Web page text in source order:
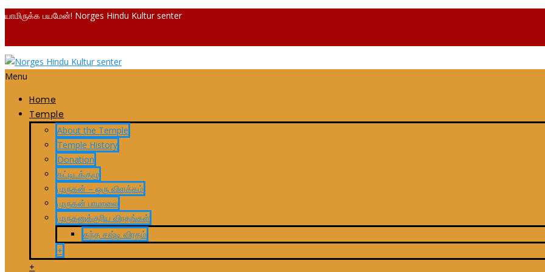
யாமிருக்க பயமேன்! Norges Hindu Kultur senter
Menu
Home
Temple
About the Temple
Temple History
Donation
கட்டிடக்குழு
முருகன் – ஒரு விளக்கம்
முருகன் பாமாலை
முருகனுக்குரிய விரதங்கள்
கந்த சஷ்டி விரதம்
+
+